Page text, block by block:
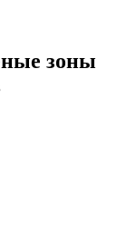
зоны